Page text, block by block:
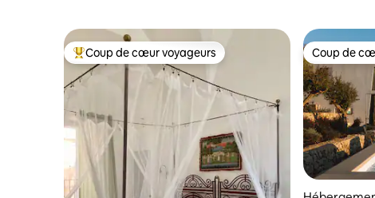
Coups de cœur voyageurs les plus appréciés
Coup de cœur voyageurs Coup de
Coup de